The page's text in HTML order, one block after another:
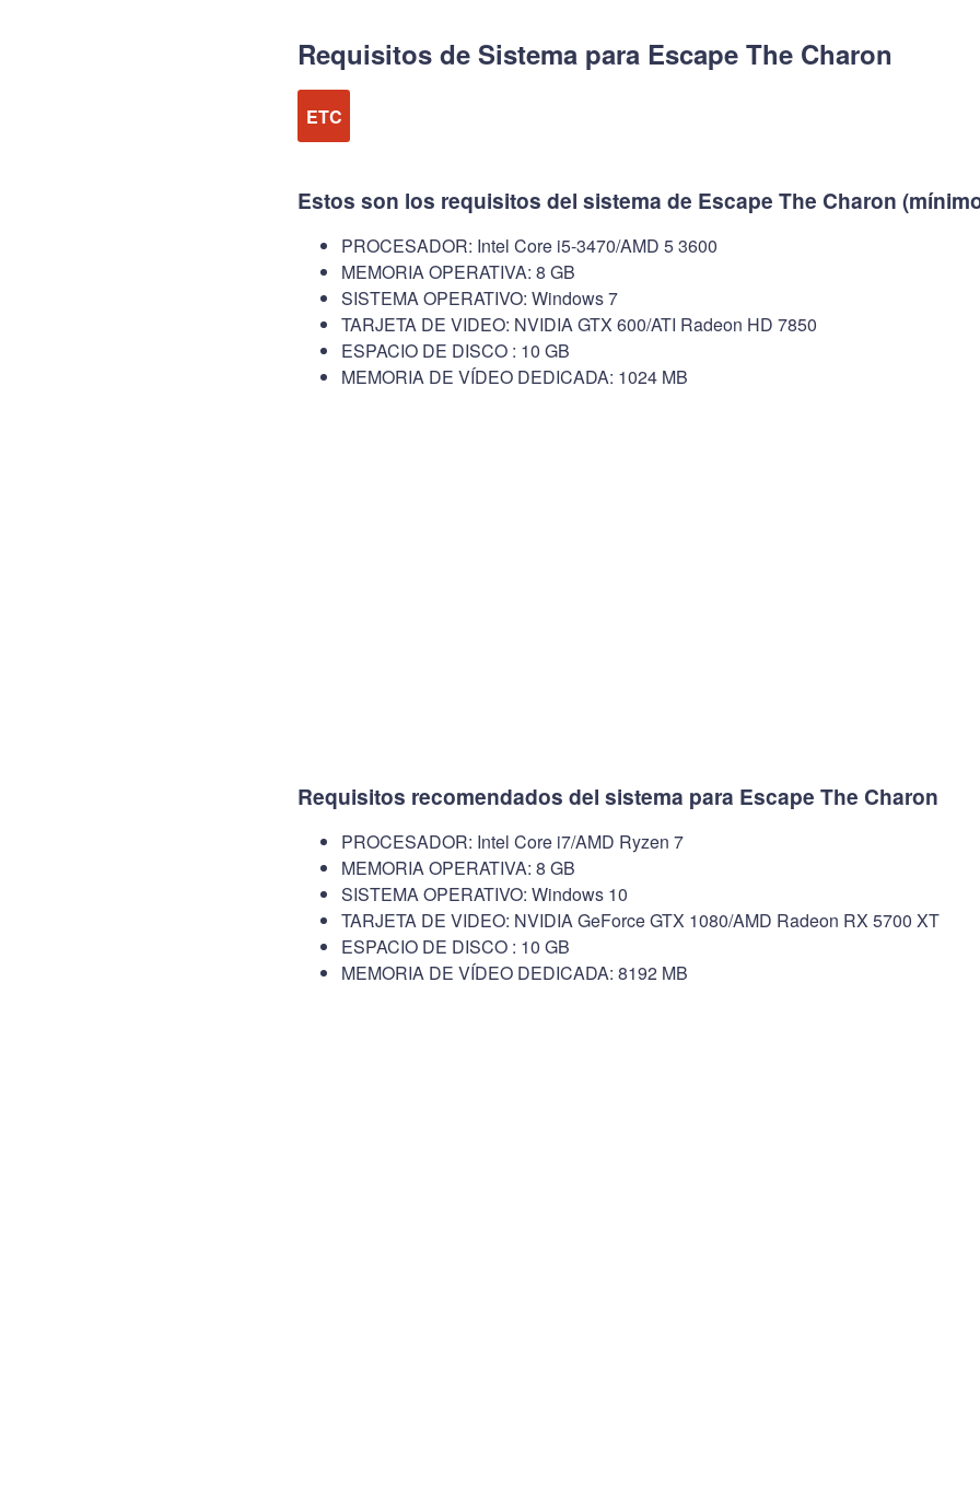
Requisitos de Sistema para Escape The Charon
ETC
Estos son los requisitos del sistema de Escape The Charon
PROCESADOR: Intel Core i5-3470/AMD 5 3600
MEMORIA OPERATIVA: 8 GB
SISTEMA OPERATIVO: Windows 7
TARJETA DE VIDEO: NVIDIA GTX 600/ATI Radeon HD 7850
ESPACIO DE DISCO : 10 GB
MEMORIA DE VÍDEO DEDICADA: 1024 MB
Requisitos recomendados del sistema para Escape The Charon
PROCESADOR: Intel Core i7/AMD Ryzen 7
MEMORIA OPERATIVA: 8 GB
SISTEMA OPERATIVO: Windows 10
TARJETA DE VIDEO: NVIDIA GeForce GTX 1080/AMD Radeon RX 5700 XT
ESPACIO DE DISCO : 10 GB
MEMORIA DE VÍDEO DEDICADA: 8192 MB